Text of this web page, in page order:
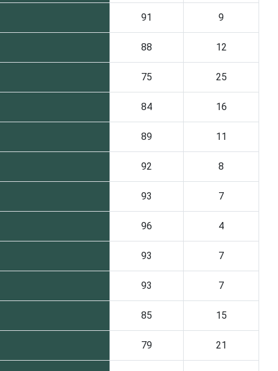
91 9
88 12
75 25
84 16
89 11
92 8
93 7
96 4
93 7
93 7
85 15
79 21